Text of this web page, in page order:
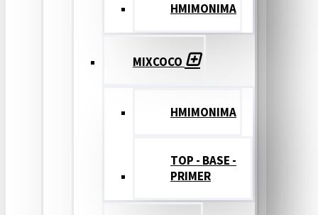
ΗΜΙΜΟΝΙΜΑ
MIXCOCO
HMIMONIMA
TOP - BASE -
PRIMER